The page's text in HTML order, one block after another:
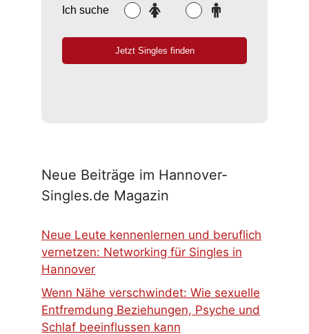
Neue Beiträge im Hannover-
Singles.de Magazin
Neue Leute kennenlernen und beruflich
vernetzen: Networking für Singles in
Hannover
Wenn Nähe verschwindet: Wie sexuelle
Entfremdung Beziehungen, Psyche und
Schlaf beeinflussen kann